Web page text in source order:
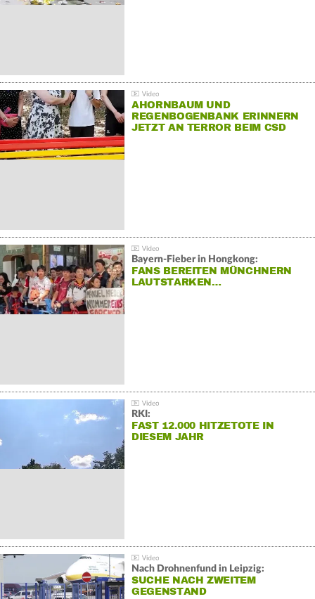
AHORNBAUM UND
REGENBOGENBANK ERINNERN
JETZT AN TERROR BEIM CSD
Bayern-Fieber in Hongkong:
FANS BEREITEN MÜNCHNERN
LAUTSTARKEN…
RKI:
FAST 12.000 HITZETOTE IN
DIESEM JAHR
Nach Drohnenfund in Leipzig:
SUCHE NACH ZWEITEM
GEGENSTAND